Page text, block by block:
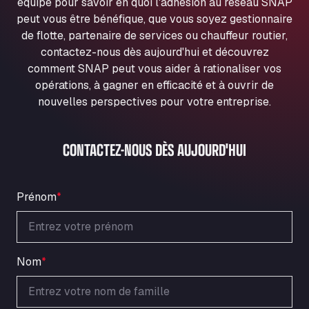
Ul. Torunska 147, 85884
Aqua Ariva GmbH
Marie-Curie-Straße 24, 68219
Aral Autohof Bockel
An der Autobahn 1, 27404
ARAL Autohof Bockenem
ARAL Autohof Merklingen
Nellinger Str. 24, 89188
Schellweilerstraße 1, 66871
ARAL Tankstelle - XXL Truckwash.de
GmbH
Obernburger Str. 127, 63811
Ardleigh South Services
a120 westbound, CO77SL
Area 47 Hermanos Rico
peut vous être bénéfique, que vous soyez gestionnaire
de flotte, partenaire de services ou chauffeur routier,
contactez-nous dès aujourd'hui et découvrez
comment SNAP peut vous aider à rationaliser vos
opérations, à gagner en efficacité et à ouvrir de
nouvelles perspectives pour votre entreprise.
CONTACTEZ-NOUS DÈS AUJOURD'HUI
Prénom*
Nom*